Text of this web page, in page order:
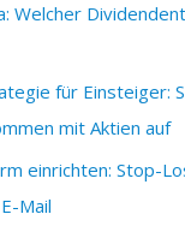
Welcher
für Einsteiger:
mit Aktien auf
einrichten: Stop-
Mail